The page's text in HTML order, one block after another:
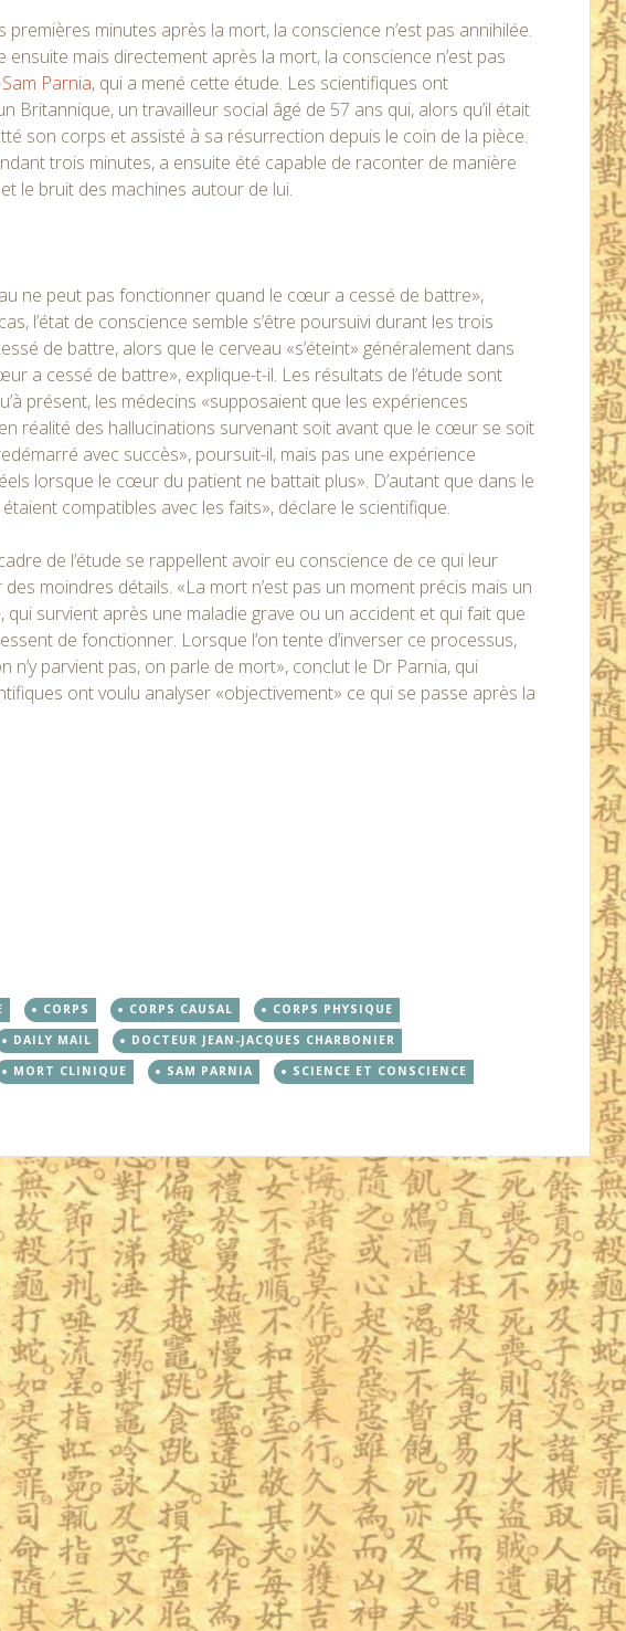
minutes après la mort, la conscience n’est pas annihilée.
ensuite mais directement après la mort, la conscience n’est pas
Sam Parnia, qui a mené cette étude. Les scientifiques ont
Britannique, un travailleur social âgé de 57 ans qui, alors qu’il était
son corps et assisté à sa résurrection depuis le coin de la pièce.
trois minutes, a ensuite été capable de raconter de manière
le bruit des machines autour de lui.
ne peut pas fonctionner quand le cœur a cessé de battre»,
l’état de conscience semble s’être poursuivi durant les trois
de battre, alors que le cerveau «s’éteint» généralement dans
a cessé de battre», explique-t-il. Les résultats de l’étude sont
présent, les médecins «supposaient que les expériences
réalité des hallucinations survenant soit avant que le cœur se soit
avec succès», poursuit-il, mais pas une expérience
lorsque le cœur du patient ne battait plus». D’autant que dans le
compatibles avec les faits», déclare le scientifique.
de l’étude se rappellent avoir eu conscience de ce qui leur
moindres détails. «La mort n’est pas un moment précis mais un
survient après une maladie grave ou un accident et qui fait que
de fonctionner. Lorsque l’on tente d’inverser ce processus,
n’y parvient pas, on parle de mort», conclut le Dr Parnia, qui
ont voulu analyser «objectivement» ce qui se passe après la
CORPS CORPS CAUSAL
CORPS PHYSIQUE
DAILY MAIL
DOCTEUR JEAN-JACQUES CHARBONIER
MORT CLINIQUE SAM PARNIA
SCIENCE ET CONSCIENCE